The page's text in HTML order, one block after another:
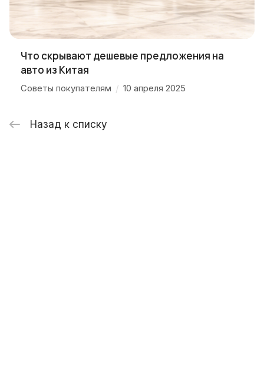
Что скрывают дешевые предложения на
авто из Китая
Советы покупателям / 10 апреля 2025
Назад к списку